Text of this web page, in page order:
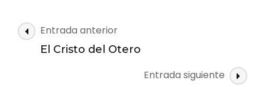
Navegación
de
Entrada anterior
El Cristo del Otero
Entrada siguiente